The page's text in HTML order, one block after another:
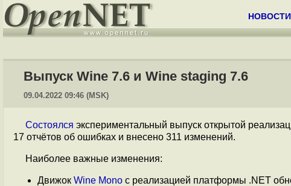
НОВОСТИ
Выпуск Wine 7.6 и Wine staging 7.6
09.04.2022 09:46 (MSK)
Состоялся экспериментальный выпуск открытой
17 отчётов об ошибках и внесено 311 изменений.
Наиболее важные изменения:
Движок Wine Mono с реализацией платформы .NET